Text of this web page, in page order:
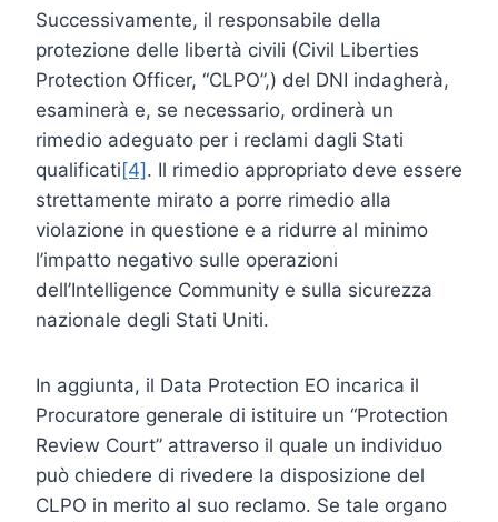
Successivamente, il responsabile della
protezione delle libertà civili (Civil Liberties
Protection Officer, “CLPO”,) del DNI indagherà,
esaminerà e, se necessario, ordinerà un
rimedio adeguato per i reclami dagli Stati
qualificati[4]. Il rimedio appropriato deve essere
strettamente mirato a porre rimedio alla
violazione in questione e a ridurre al minimo
l’impatto negativo sulle operazioni
dell’Intelligence Community e sulla sicurezza
nazionale degli Stati Uniti.
In aggiunta, il Data Protection EO incarica il
Procuratore generale di istituire un “Protection
Review Court” attraverso il quale un individuo
può chiedere di rivedere la disposizione del
CLPO in merito al suo reclamo. Se tale organo